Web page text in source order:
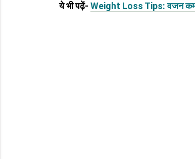
ये भी पढ़ें- Weight Loss Tips: वजन कम